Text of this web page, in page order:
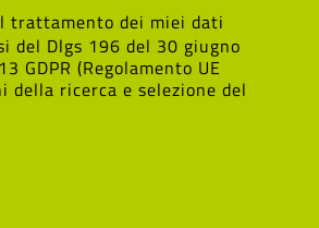
trattamento dei miei dati
del Dlgs 196 del 30 giugno
GDPR (Regolamento UE
ricerca e selezione del